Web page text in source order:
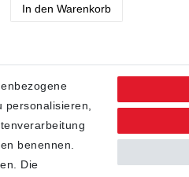
In den Warenkorb
benennen.
Die